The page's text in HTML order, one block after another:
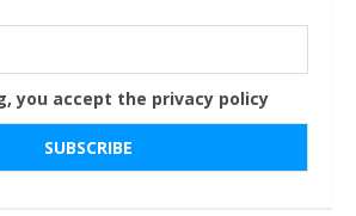
you accept the privacy policy